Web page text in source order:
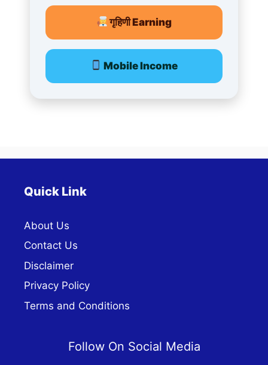
गृहिणी Earning
Mobile Income
Quick Link
About Us
Contact Us
Disclaimer
Privacy Policy
Terms and Conditions
Follow On Social Media